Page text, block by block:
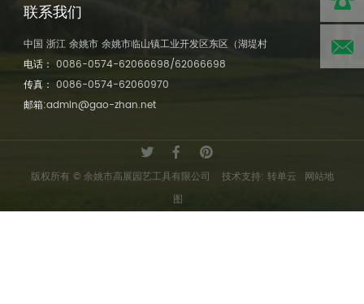
联系我们
中国 浙江 余姚市 余姚市临山镇工业开发区东区（湖堤村
电话： 0086-0574-62066698/62066698
传真： 0086-0574-62060970
邮箱:admin@gao-zhan.net
版权所有 © 余姚市高展园艺工具有限公司 技术支持: 转单云
网站地
图
电话:
zhan.net